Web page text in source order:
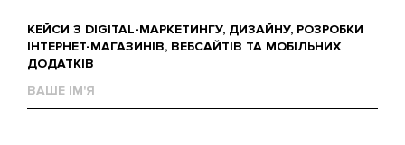
КЕЙСИ З DIGITAL-МАРКЕТИНГУ, ДИЗАЙНУ, РОЗРОБКИ
ІНТЕРНЕТ-МАГАЗИНІВ, ВЕБСАЙТІВ ТА МОБІЛЬНИХ
ДОДАТКІВ
им'я